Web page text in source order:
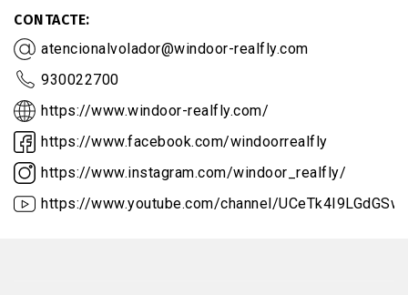
CONTACTE
atencionalvolador@windoor-realfly.com
930022700
https://www.windoor-realfly.com/
https://www.facebook.com/windoorrealfly
https://www.instagram.com/windoor_realfly/
https://www.youtube.com/channel/